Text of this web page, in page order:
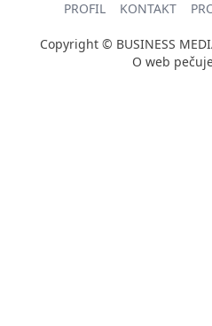
PROFIL KONTAKT
Copyright © BUSINESS